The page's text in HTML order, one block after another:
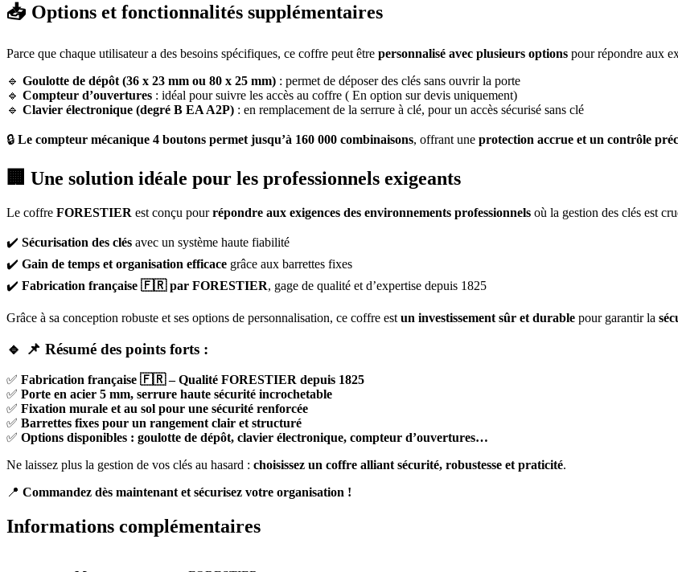
📥 Options et fonctionnalités supplémentaires
Parce que chaque utilisateur a des besoins spécifiques, ce coffre peut être personnalisé avec plusieurs options pour répondre aux
🔹 Goulotte de dépôt (36 x 23 mm ou 80 x 25 mm) : permet de déposer des clés sans ouvrir la porte
🔹 Compteur d’ouvertures : idéal pour suivre les accès au coffre ( En option sur devis uniquement)
🔹 Clavier électronique (degré B EA A2P) : en remplacement de la serrure à clé, pour un accès sécurisé sans clé
🔒 Le compteur mécanique 4 boutons permet jusqu’à 160 000 combinaisons, offrant une protection accrue et un contrôle
🏢 Une solution idéale pour les professionnels exigeants
Le coffre FORESTIER est conçu pourrépondre aux exigences des environnements professionnels où la gestion des clés est
✔️ Sécurisation des clés avec un système haute fiabilité
✔️ Gain de temps et organisation efficace grâce aux barrettes fixes
✔️ Fabrication française 🇫🇷 par FORESTIER, gage de qualité et d’expertise depuis 1825
Grâce à sa conception robuste et ses options de personnalisation, ce coffre est un investissement sûr et durable pour garantir la
🔹 📌 Résumé des points forts :
✅ Fabrication française 🇫🇷 – Qualité FORESTIER depuis 1825
✅ Porte en acier 5 mm, serrure haute sécurité incrochetable
✅ Fixation murale et au sol pour une sécurité renforcée
✅ Barrettes fixes pour un rangement clair et structuré
✅ Options disponibles : goulotte de dépôt, clavier électronique, compteur d’ouvertures…
Ne laissez plus la gestion de vos clés au hasard : choisissez un coffre alliant sécurité, robustesse et praticité.
📍 Commandez dès maintenant et sécurisez votre organisation !
Informations complémentaires